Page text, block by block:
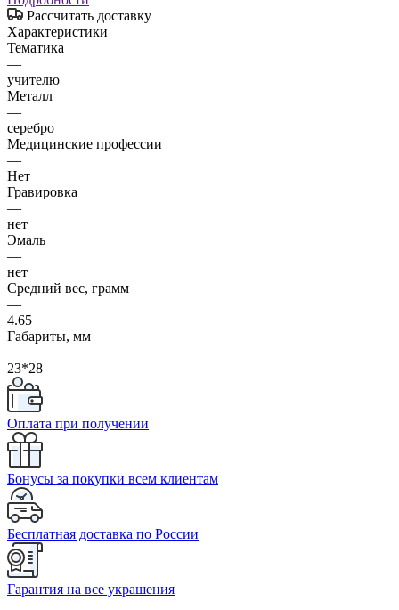
Рассчитать доставку
Характеристики
Тематика
—
учителю
Металл
—
серебро
Медицинские профессии
—
Нет
Гравировка
—
нет
Эмаль
—
нет
Средний вес, грамм
—
4.65
Габариты, мм
—
23*28
Оплата при получении
Бонусы за покупки всем клиентам
Бесплатная доставка по России
Гарантия на все украшения